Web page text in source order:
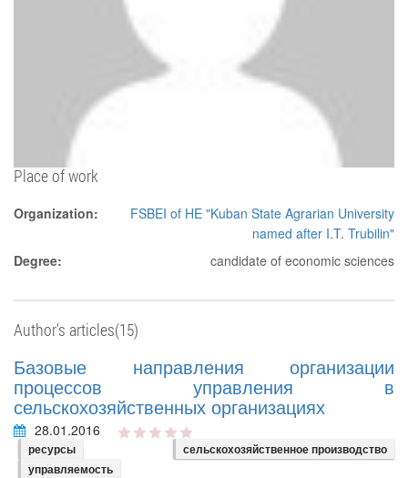
Place of work
Organization:
FSBEI of HE "Kuban State Agrarian University
named after I.T. Trubilin"
Degree:
candidate of economic sciences
Author's articles(15)
Базовые направления организации
процессов управления в
сельскохозяйственных организациях
28.01.2016
ресурсы
сельскохозяйственное производство
управляемость